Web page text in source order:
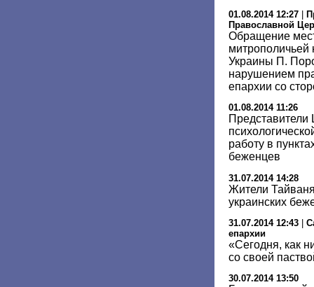
01.08.2014 12:27
Православной
Обращение
митрополичьей
Украины П.
нарушением
епархии со
01.08.2014 11:26
работу в
беженцев
31.07.2014 14:28
Жители
украинских
31.07.2014 12:43
епархии
«Сегодня, как
со своей
30.07.2014 13:50